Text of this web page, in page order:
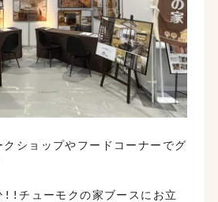
ショップやフードコーナーでグ
!!チューモクの家ブースにお立